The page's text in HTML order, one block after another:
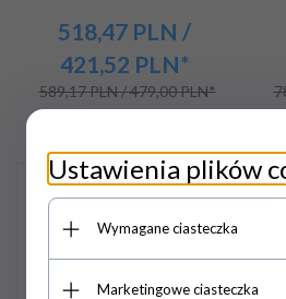
518,47 PLN /
421,52 PLN*
589,17 PLN / 479,00 PLN*
Promocja
Ustawienia plików
Wymagane ciasteczka
Marketingowe ciasteczka